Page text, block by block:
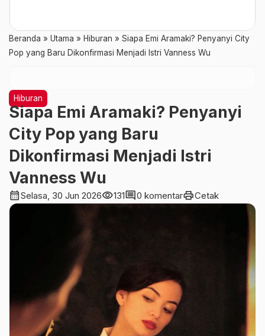
Beranda » Utama » Hiburan » Siapa Emi Aramaki? Penyanyi City
Pop yang Baru Dikonfirmasi Menjadi Istri Vanness Wu
Hiburan
Siapa Emi Aramaki? Penyanyi
City Pop yang Baru
Dikonfirmasi Menjadi Istri
Vanness Wu
calendar_monthSelasa, 30 Jun 2026visibility131comment0 komentarprintCetak